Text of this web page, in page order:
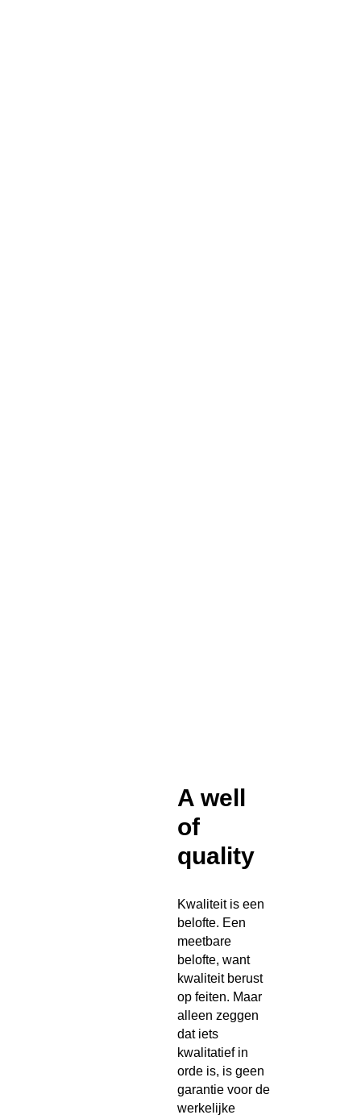
A well
of
quality
Kwaliteit is een
belofte. Een
meetbare
belofte, want
kwaliteit berust
op feiten. Maar
alleen zeggen
dat iets
kwalitatief in
orde is, is geen
garantie voor de
werkelijke